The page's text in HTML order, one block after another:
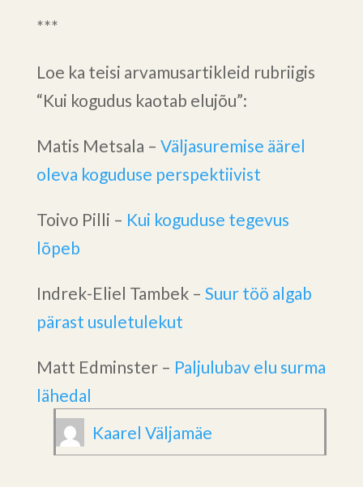
***
Loe ka teisi arvamusartikleid rubriigis
“Kui kogudus kaotab elujõu”:
Matis Metsala – Väljasuremise äärel
oleva koguduse perspektiivist
Toivo Pilli – Kui koguduse tegevus
lõpeb
Indrek-Eliel Tambek – Suur töö algab
pärast usuletulekut
Matt Edminster – Paljulubav elu surma
lähedal
Kaarel Väljamäe